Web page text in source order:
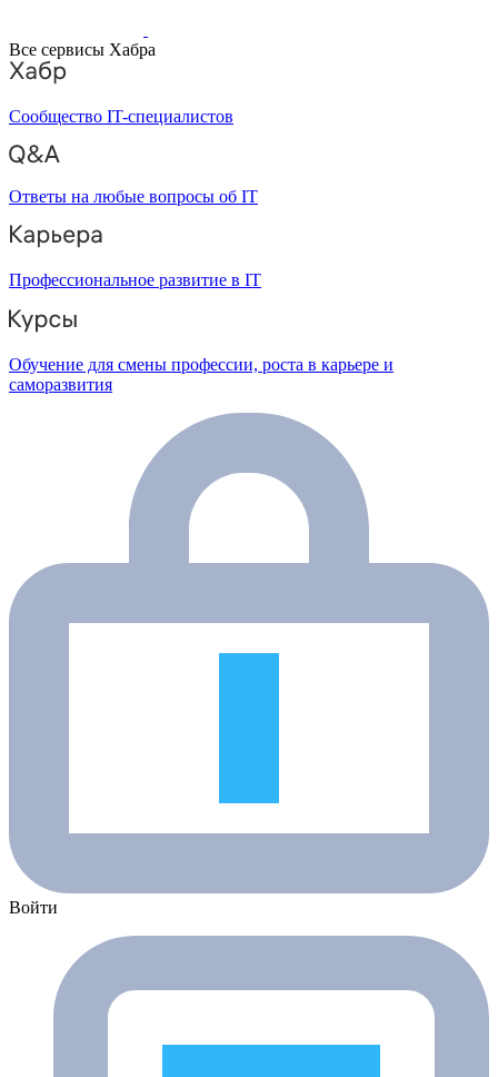
Все сервисы Хабра
Сообщество IT-специалистов
Ответы на любые вопросы об IT
Профессиональное развитие в IT
Обучение для смены профессии, роста в карьере и
саморазвития
Войти